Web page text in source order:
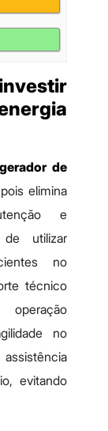
gerador de
elimina
e
de utilizar
no
técnico
operação
no
evitando